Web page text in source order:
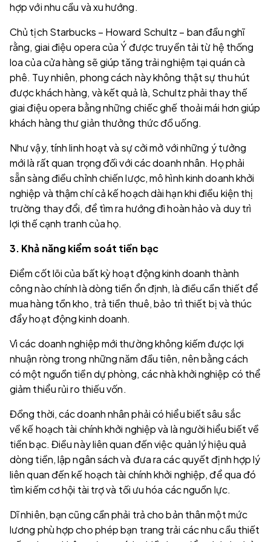
hợp với nhu cầu và xu hướng.
Chủ tịch Starbucks – Howard Schultz – ban đầu nghĩ
rằng, giai điệu opera của Ý được truyền tải từ hệ thống
loa của cửa hàng sẽ giúp tăng trải nghiệm tại quán cà
phê. Tuy nhiên, phong cách này không thật sự thu hút
được khách hàng, và kết quả là, Schultz phải thay thế
giai điệu opera bằng những chiếc ghế thoải mái hơn giúp
khách hàng thư giản thưởng thức đồ uống.
Như vậy, tính linh hoạt và sự cởi mở với những ý tưởng
mới là rất quan trọng đối với các doanh nhân. Họ phải
sẵn sàng điều chỉnh chiến lược, mô hình kinh doanh khởi
nghiệp và thậm chí cả kế hoạch dài hạn khi điều kiện thị
trường thay đổi, để tìm ra hướng đi hoàn hảo và duy trì
lợi thế cạnh tranh của họ.
3. Khả năng kiểm soát tiền bạc
Điểm cốt lõi của bất kỳ hoạt động kinh doanh thành
công nào chính là dòng tiền ổn định, là điều cần thiết để
mua hàng tồn kho, trả tiền thuê, bảo trì thiết bị và thúc
đẩy hoạt động kinh doanh.
Vì các doanh nghiệp mới thường không kiếm được lợi
nhuận ròng trong những năm đầu tiên, nên bằng cách
có một nguồn tiền dự phòng, các nhà khởi nghiệp có thể
giảm thiểu rủi ro thiếu vốn.
Đồng thời, các doanh nhân phải có hiểu biết sâu sắc
về kế hoạch tài chính khởi nghiệp và là người hiểu biết về
tiền bạc. Điều này liên quan đến việc quản lý hiệu quả
dòng tiền, lập ngân sách và đưa ra các quyết định hợp lý
liên quan đến kế hoạch tài chính khởi nghiệp, để qua đó
tìm kiếm cơ hội tài trợ và tối ưu hóa các nguồn lực.
Dĩ nhiên, bạn cũng cần phải trả cho bản thân một mức
lương phù hợp cho phép bạn trang trải các nhu cầu thiết